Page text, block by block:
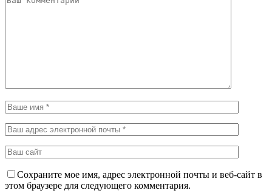
Сохраните мое имя, адрес электронной почты и веб-сайт в
этом браузере для следующего комментария.